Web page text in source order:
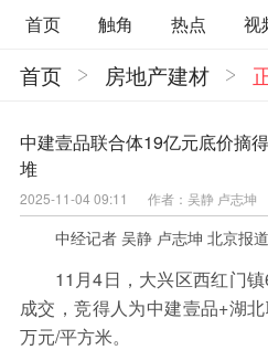
首页 触角 热点 视
直观 见智财经
环球
辉常道
荀瓜问道 商
企业面面观
照理生活
贝果观点
等深线精选
宏观经济
区域经济
科技 汽车
首页 房地产建材
中建壹品联合体19亿元底价摘
堆
2025-11-04 09:11 作者：吴静 卢志坤
中经记者 吴静 卢志坤 北京报道
11月4日，大兴区西红门
成交，竞得人为中建壹品+湖
万元/平方米。